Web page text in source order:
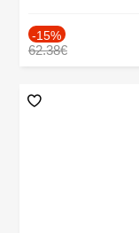
-15%
62.38€